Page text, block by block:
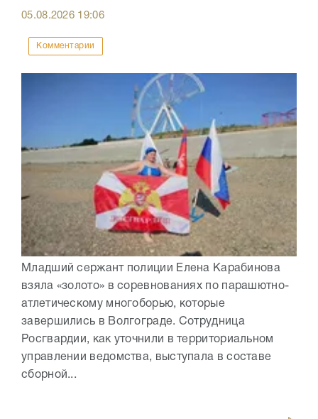
05.08.2026 19:06
Комментарии
Младший сержант полиции Елена Карабинова
взяла «золото» в соревнованиях по парашютно-
атлетическому многоборью, которые
завершились в Волгограде. Сотрудница
Росгвардии, как уточнили в территориальном
управлении ведомства, выступала в составе
сборной...